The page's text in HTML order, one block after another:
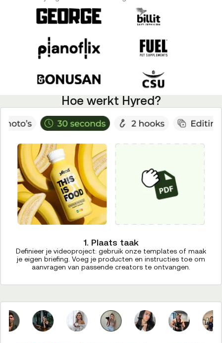
Hoe werkt Hyred?
1. Plaats taak
Definieer je videoproject: gebruik onze templates of maak
je eigen briefing. Voeg je producten en instructies toe om
aanvragen van passende creators te ontvangen.